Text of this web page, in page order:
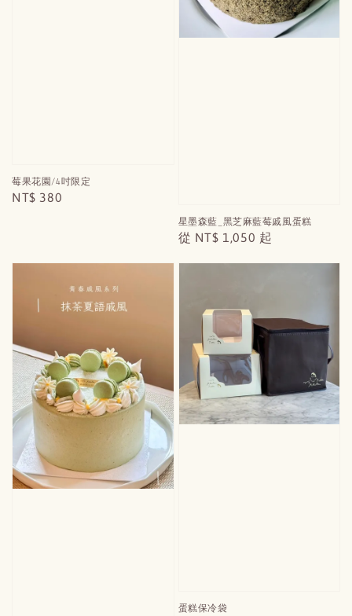
莓果花園/4吋限定
Regular
NT$ 380
星墨森藍_黑芝麻藍莓戚風蛋糕
Regular
從 NT$ 1,050 起
蛋糕保冷袋